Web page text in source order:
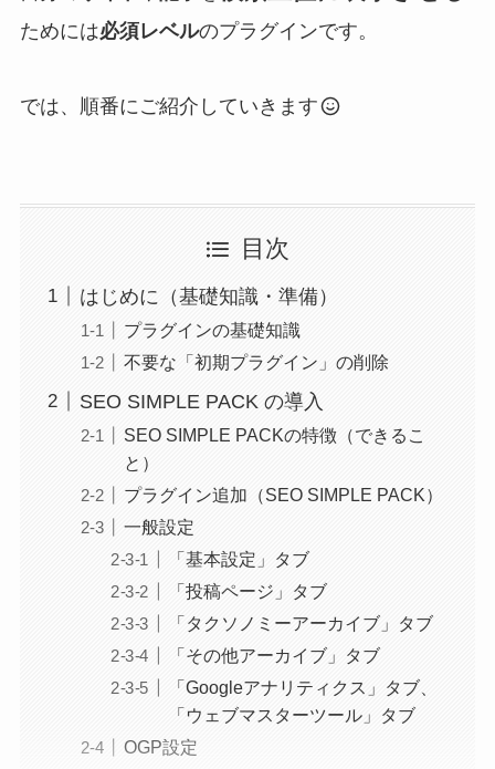
ためには必須レベルのプラグインです。
では、順番にご紹介していきます
目次
はじめに（基礎知識・準備）
プラグインの基礎知識
不要な「初期プラグイン」の削除
SEO SIMPLE PACK の導入
SEO SIMPLE PACKの特徴（できるこ
と）
プラグイン追加（SEO SIMPLE PACK）
一般設定
「基本設定」タブ
「投稿ページ」タブ
「タクソノミーアーカイブ」タブ
「その他アーカイブ」タブ
「Googleアナリティクス」タブ、
「ウェブマスターツール」タブ
OGP設定